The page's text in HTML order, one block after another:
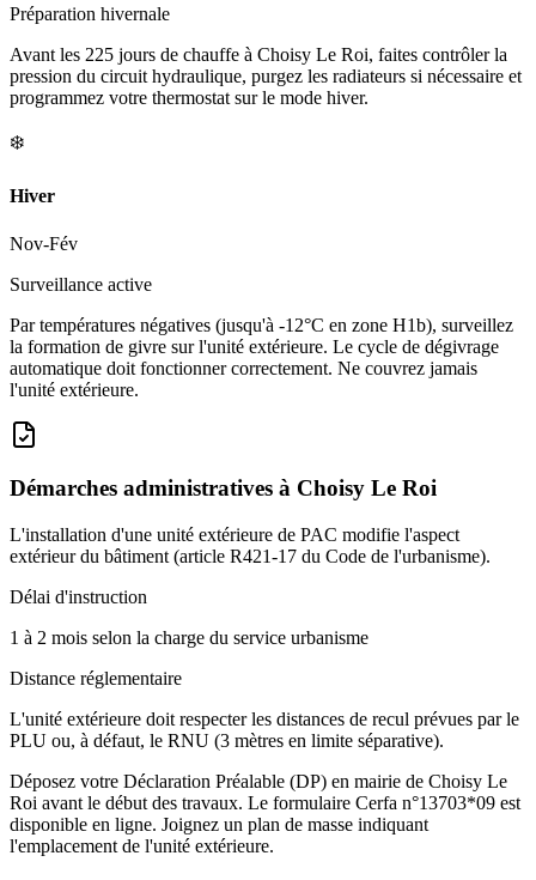
Préparation hivernale
Avant les 225 jours de chauffe à Choisy Le Roi, faites contrôler la
pression du circuit hydraulique, purgez les radiateurs si nécessaire et
programmez votre thermostat sur le mode hiver.
❄️
Hiver
Nov-Fév
Surveillance active
Par températures négatives (jusqu'à -12°C en zone H1b), surveillez
la formation de givre sur l'unité extérieure. Le cycle de dégivrage
automatique doit fonctionner correctement. Ne couvrez jamais
l'unité extérieure.
Démarches administratives à Choisy Le Roi
L'installation d'une unité extérieure de PAC modifie l'aspect
extérieur du bâtiment (article R421-17 du Code de l'urbanisme).
Délai d'instruction
1 à 2 mois selon la charge du service urbanisme
Distance réglementaire
L'unité extérieure doit respecter les distances de recul prévues par le
PLU ou, à défaut, le RNU (3 mètres en limite séparative).
Déposez votre Déclaration Préalable (DP) en mairie de Choisy Le
Roi avant le début des travaux. Le formulaire Cerfa n°13703*09 est
disponible en ligne. Joignez un plan de masse indiquant
l'emplacement de l'unité extérieure.